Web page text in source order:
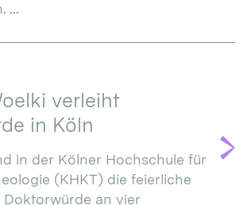
...
verleiht
in Köln
in der Kölner Hochschule für
(KHKT) die feierliche
Doktorwürde an vier